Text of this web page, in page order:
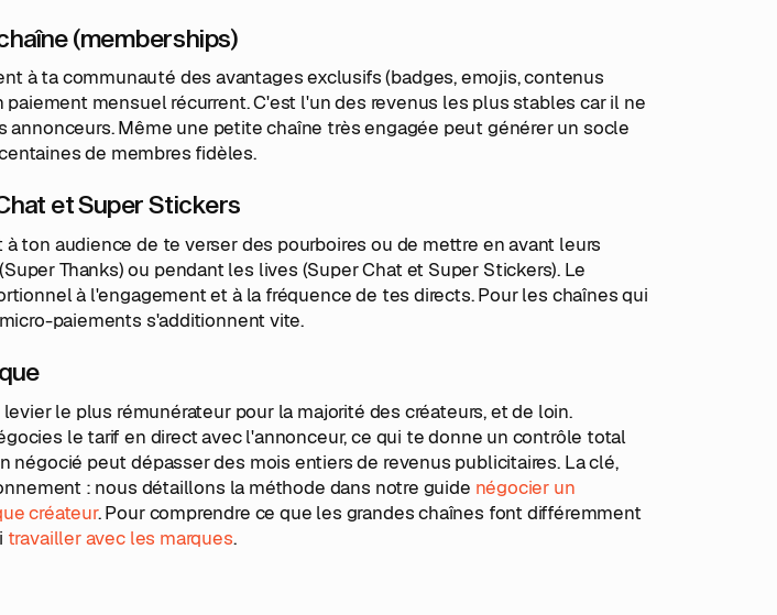
(memberships)
à ta communauté des avantages exclusifs (badges, emojis, contenus
paiement mensuel récurrent. C'est l'un des revenus les plus stables car il ne
annonceurs. Même une petite chaîne très engagée peut générer un socle
de membres fidèles.
et Super Stickers
ton audience de te verser des pourboires ou de mettre en avant leurs
Thanks) ou pendant les lives (Super Chat et Super Stickers). Le
à l'engagement et à la fréquence de tes directs. Pour les chaînes qui
paiements s'additionnent vite.
le plus rémunérateur pour la majorité des créateurs, et de loin.
le tarif en direct avec l'annonceur, ce qui te donne un contrôle total
négocié peut dépasser des mois entiers de revenus publicitaires. La clé,
: nous détaillons la méthode dans notre guide négocier un
créateur. Pour comprendre ce que les grandes chaînes font différemment
travailler avec les marques.